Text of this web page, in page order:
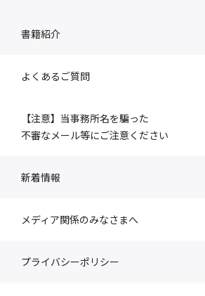
書籍紹介
よくあるご質問
【注意】当事務所名を騙った
不審なメール等にご注意ください
新着情報
メディア関係のみなさまへ
プライバシーポリシー